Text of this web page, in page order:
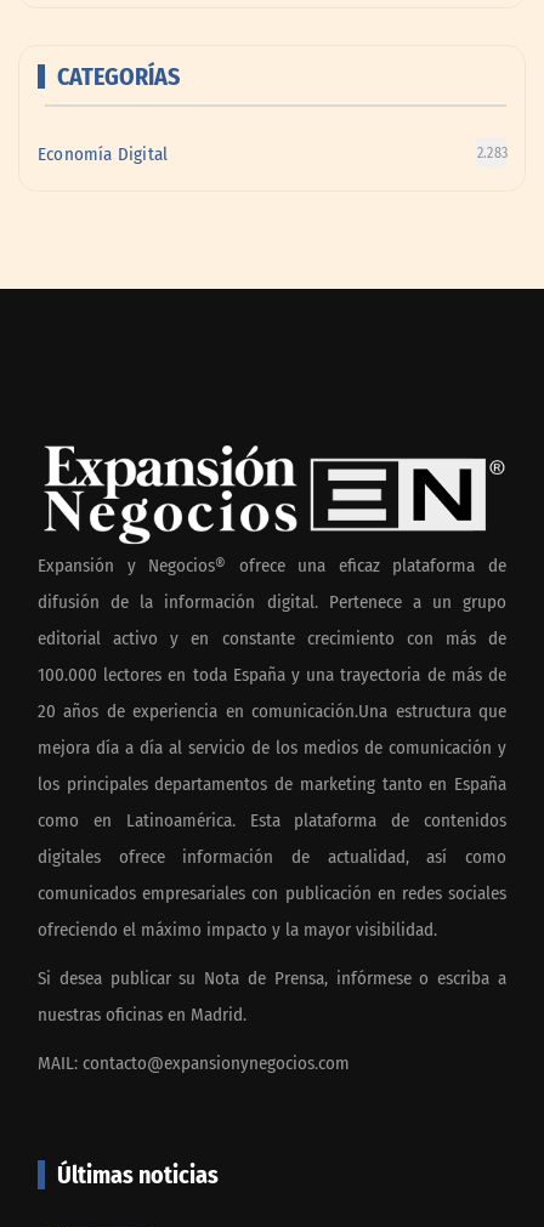
CATEGORÍAS
Economía Digital 2.283
Expansión y Negocios® ofrece una eficaz plataforma de
difusión de la información digital. Pertenece a un grupo
editorial activo y en constante crecimiento con más de
100.000 lectores en toda España y una trayectoria de más de
20 años de experiencia en comunicación.Una estructura que
mejora día a día al servicio de los medios de comunicación y
los principales departamentos de marketing tanto en España
como en Latinoamérica. Esta plataforma de contenidos
digitales ofrece información de actualidad, así como
comunicados empresariales con publicación en redes sociales
ofreciendo el máximo impacto y la mayor visibilidad.
Si desea publicar su Nota de Prensa, infórmese o escriba a
nuestras oficinas en Madrid.
MAIL: contacto@expansionynegocios.com
Últimas noticias